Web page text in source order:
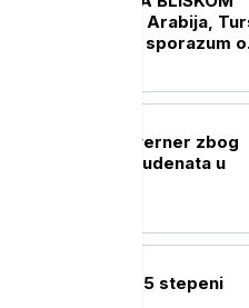
ISTOKU Saudijska Arabija,
Pakistan potpisali sporazum o
Uhapšen bivši guverner zbog
slučaja nestalih studenata u
Zemljotres jačine 5 stepeni